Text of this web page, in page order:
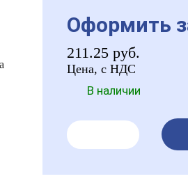
Оформить
211.25 руб.
Цена, с НДС
В наличии